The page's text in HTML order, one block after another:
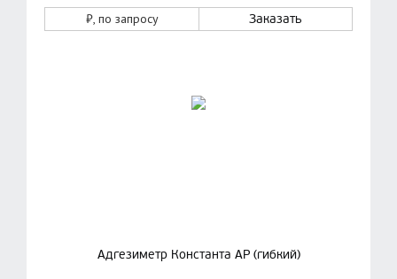
₽, по запросу Заказать
Адгезиметр Константа АР (гибкий)